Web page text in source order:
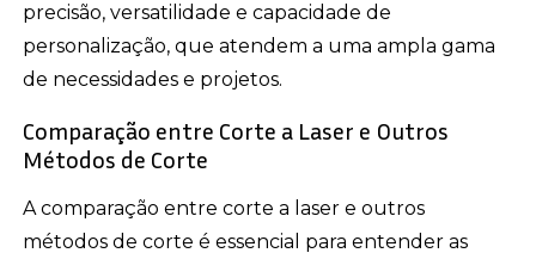
precisão, versatilidade e capacidade de
personalização, que atendem a uma ampla gama
de necessidades e projetos.
Comparação entre Corte a Laser e Outros
Métodos de Corte
A comparação entre corte a laser e outros
métodos de corte é essencial para entender as